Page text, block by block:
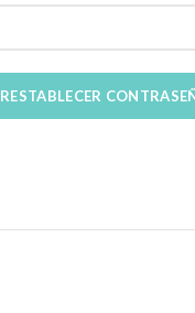
RESTABLECER